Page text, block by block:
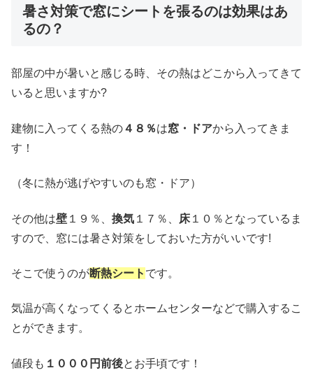
暑さ対策で窓にシートを張るのは効果はあ
るの？
部屋の中が暑いと感じる時、その熱はどこから入ってきて
いると思いますか?
建物に入ってくる熱の４８％は窓・ドアから入ってきま
す！
（冬に熱が逃げやすいのも窓・ドア）
その他は壁 １９％、 換気 １７％、 床１０％となっているま
すので、窓には暑さ対策をしておいた方がいいです!
そこで使うのが断熱シート です。
気温が高くなってくるとホームセンターなどで購入するこ
とができます。
値段も １０００円前後とお手頃です！